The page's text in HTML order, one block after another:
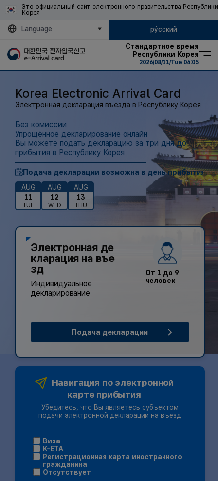
Это официальный сайт электронного правительства Республики
Корея
Language ру́сский
Стандартное время
Республики Корея
2026/08/11/Tue 04:05
Korea Electronic Arrival Card
Электронная декларация въезда в Республику Корея
Без комиссии
Упрощённое декларирование онлайн
Вы можете подать декларацию за три дня до
прибытия в Республику Корея
Подача декларации возможна в день прибытия
AUG
11
TUE
AUG
12
WED
AUG
13
THU
Электронная де
кларация на въе
зд
Индивидуально
Индивидуальное
декларирование
От 1 до 9
человек
Подача декларации
Навигация по электронной
карте прибытия
Убедитесь, что Вы являетесь субъектом
подачи электронной декларации на въезд
Виза
K-ETA
Регистрационная карта иностранного
гражданина
Отсутствует